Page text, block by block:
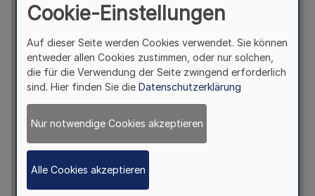
Cookie-Einstellungen
Auf dieser Seite werden Cookies verwendet. Sie können
entweder allen Cookies zustimmen, oder nur solchen,
die für die Verwendung der Seite zwingend erforderlich
sind. Hier finden Sie die Datenschutzerklärung
Nur notwendige Cookies akzeptieren
Alle Cookies akzeptieren